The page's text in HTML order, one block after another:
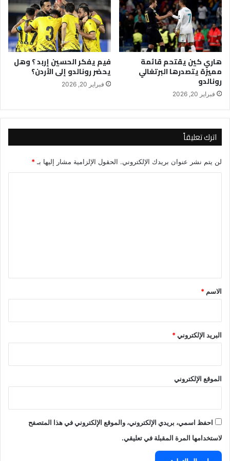
هاري كين يقتحم قائمة
مميزة يتصدرها البرتغالي
رونالدو
فبراير 20, 2026
فيم يفكر الحسين إربد ؟ وهل
يحضر رونالدو إلى الأردن؟
فبراير 20, 2026
اترك تعليقاً
لن يتم نشر عنوان بريدك الإلكتروني. الحقول الإلزامية مشار إليها بـ *
*
الاسم *
البريد الإلكتروني*
الموقع الإلكتروني
احفظ اسمي، بريدي الإلكتروني، والموقع الإلكتروني في هذا المتصفح
لاستخدامها المرة المقبلة في تعليقي.